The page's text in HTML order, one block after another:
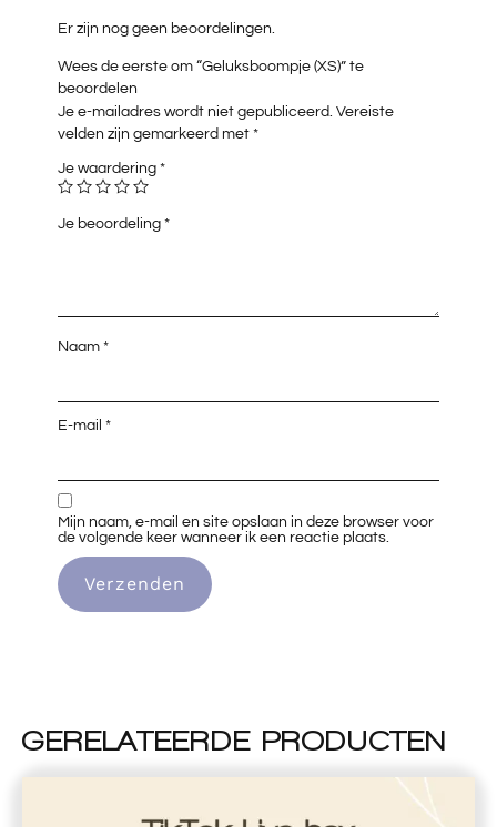
Er zijn nog geen beoordelingen.
Wees de eerste om “Geluksboompje (XS)” te
beoordelen
Je e-mailadres wordt niet gepubliceerd. Vereiste
velden zijn gemarkeerd met*
Je waardering*
Je beoordeling*
Naam*
E-mail*
Mijn naam, e-mail en site opslaan in deze browser voor
de volgende keer wanneer ik een reactie plaats.
GERELATEERDE PRODUCTEN